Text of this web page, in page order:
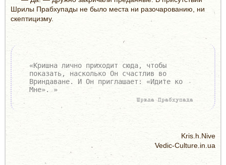
Шрилы Прабхупады не было места ни разочарованию, ни
скептицизму.
«Кришна лично приходит сюда, чтобы
показать, насколько Он счастлив во
Вриндаване. И Он приглашает: «Идите ко
Мне». »
Шрила Прабхупада
Kris.h.Nive
Vedic-Culture.in.ua